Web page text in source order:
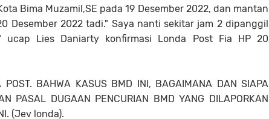
Bima Muzamil,SE pada 19 Desember 2022, dan mantan
Desember 2022 tadi." Saya nanti sekitar jam 2 dipanggil
ucap Lies Daniarty konfirmasi Londa Post Fia HP 20
POST. BAHWA KASUS BMD INI, BAGAIMANA DAN SIAPA
PASAL DUGAAN PENCURIAN BMD YANG DILAPORKAN
(Jev londa).